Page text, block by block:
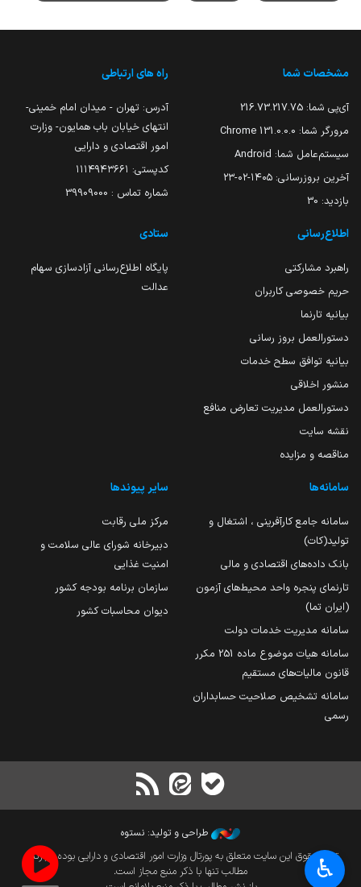
مشخصات شما
آی‌پی شما: 216.73.217.75
مرورگر شما: 131.0.0.0 Chrome
سیستم‌عامل شما: Android
آخرین بروزرسانی: ۱۴۰۵-۰۲-۲۳
بازدید: 30
راه های ارتباطی
آدرس: تهران - میدان امام خمینی-
انتهای خیابان باب همایون- وزارت
امور اقتصادی و دارایی
کدپستی: ۱۱۱۴۹۴۳۶۶۱
شماره تماس : 39909000
اطلاع‌رسانی
راهبرد مشارکتی
حریم خصوصی کاربران
بیانیه تارنما
دستورالعمل بروز رسانی
بیانیه توافق سطح خدمات
منشور اخلاقی
دستورالعمل مدیریت تعارض منافع
نقشه سایت
مناقصه و مزایده
ستادی
پایگاه اطلاع‌رسانی آزادسازی سهام
عدالت
سامانه‌ها
سامانه جامع کارآفرینی ، اشتغال و
تولید(کات)
بانک داده‌های اقتصادی و مالی
تارنمای پنجره واحد محیط‌های آزمون
(ایران تما)
سامانه مدیریت خدمات دولت
سامانه هیات موضوع ماده 251 مکرر
قانون مالیات‌های مستقیم
سامانه تشخیص صلاحیت حسابداران
رسمی
سایر پیوندها
مرکز ملی رقابت
دبیرخانه شورای عالی سلامت و
امنیت غذایی
سازمان برنامه بودجه کشور
دیوان محاسبات کشور
طراحی و تولید: نستوه
تمام حقوق این سایت متعلق به پورتال وزارت امور اقتصادی و دارایی بوده و بازنشر
مطالب تنها با ذکر منبع مجاز است.
♿︎